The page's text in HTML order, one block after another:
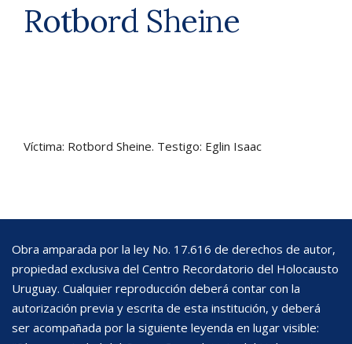
Rotbord Sheine
Víctima: Rotbord Sheine. Testigo: Eglin Isaac
Obra amparada por la ley No. 17.616 de derechos de autor,
propiedad exclusiva del Centro Recordatorio del Holocausto
Uruguay. Cualquier reproducción deberá contar con la
autorización previa y escrita de esta institución, y deberá
ser acompañada por la siguiente leyenda en lugar visible: